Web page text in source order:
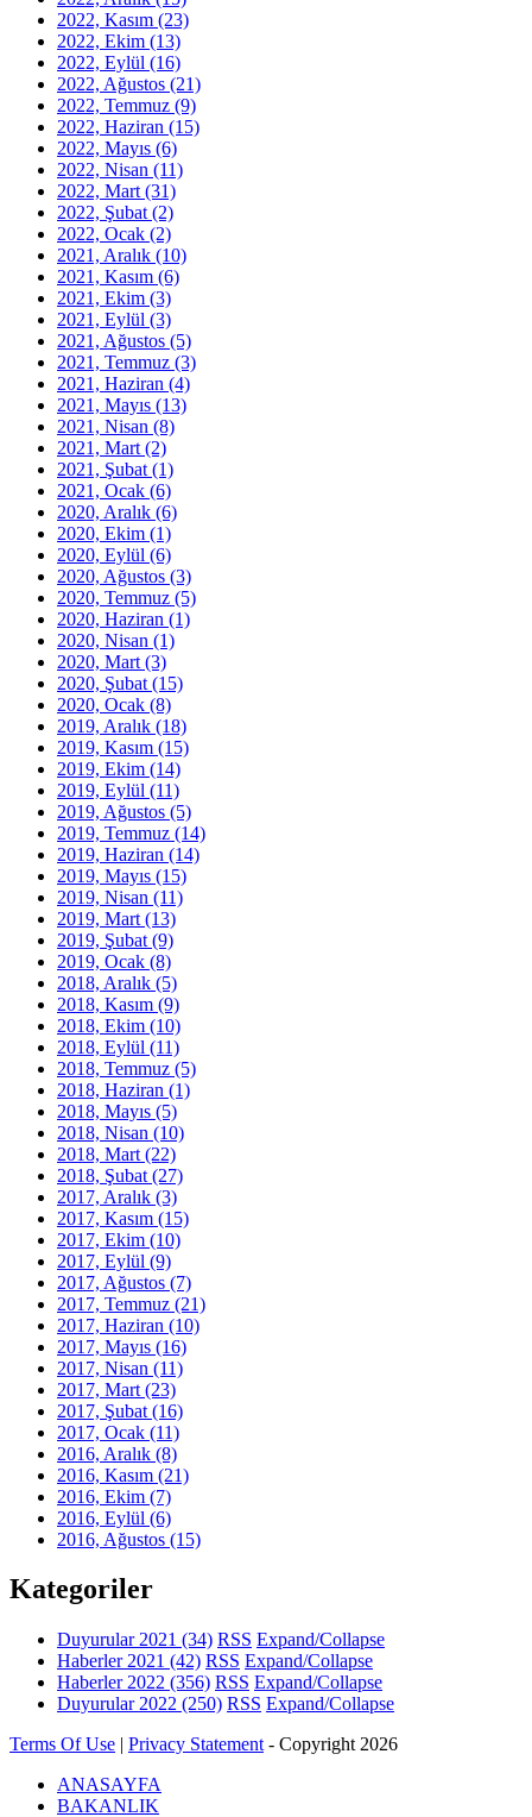
2022, Kasım (23)
2022, Ekim (13)
2022, Eylül (16)
2022, Ağustos (21)
2022, Temmuz (9)
2022, Haziran (15)
2022, Mayıs (6)
2022, Nisan (11)
2022, Mart (31)
2022, Şubat (2)
2022, Ocak (2)
2021, Aralık (10)
2021, Kasım (6)
2021, Ekim (3)
2021, Eylül (3)
2021, Ağustos (5)
2021, Temmuz (3)
2021, Haziran (4)
2021, Mayıs (13)
2021, Nisan (8)
2021, Mart (2)
2021, Şubat (1)
2021, Ocak (6)
2020, Aralık (6)
2020, Ekim (1)
2020, Eylül (6)
2020, Ağustos (3)
2020, Temmuz (5)
2020, Haziran (1)
2020, Nisan (1)
2020, Mart (3)
2020, Şubat (15)
2020, Ocak (8)
2019, Aralık (18)
2019, Kasım (15)
2019, Ekim (14)
2019, Eylül (11)
2019, Ağustos (5)
2019, Temmuz (14)
2019, Haziran (14)
2019, Mayıs (15)
2019, Nisan (11)
2019, Mart (13)
2019, Şubat (9)
2019, Ocak (8)
2018, Aralık (5)
2018, Kasım (9)
2018, Ekim (10)
2018, Eylül (11)
2018, Temmuz (5)
2018, Haziran (1)
2018, Mayıs (5)
2018, Nisan (10)
2018, Mart (22)
2018, Şubat (27)
2017, Aralık (3)
2017, Kasım (15)
2017, Ekim (10)
2017, Eylül (9)
2017, Ağustos (7)
2017, Temmuz (21)
2017, Haziran (10)
2017, Mayıs (16)
2017, Nisan (11)
2017, Mart (23)
2017, Şubat (16)
2017, Ocak (11)
2016, Aralık (8)
2016, Kasım (21)
2016, Ekim (7)
2016, Eylül (6)
2016, Ağustos (15)
Kategoriler
Duyurular 2021 (34) RSS Expand/Collapse
Haberler 2021 (42) RSS Expand/Collapse
Haberler 2022 (356) RSS Expand/Collapse
Duyurular 2022 (250) RSS Expand/Collapse
Terms Of Use | Privacy Statement - Copyright 2026
ANASAYFA
BAKANLIK